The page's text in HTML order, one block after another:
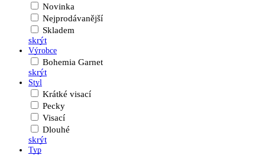
Novinka
Nejprodávanější
Skladem
skrýt
Výrobce
Bohemia Garnet
skrýt
Styl
Krátké visací
Pecky
Visací
Dlouhé
skrýt
Typ